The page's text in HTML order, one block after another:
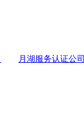
月湖服务认证公司